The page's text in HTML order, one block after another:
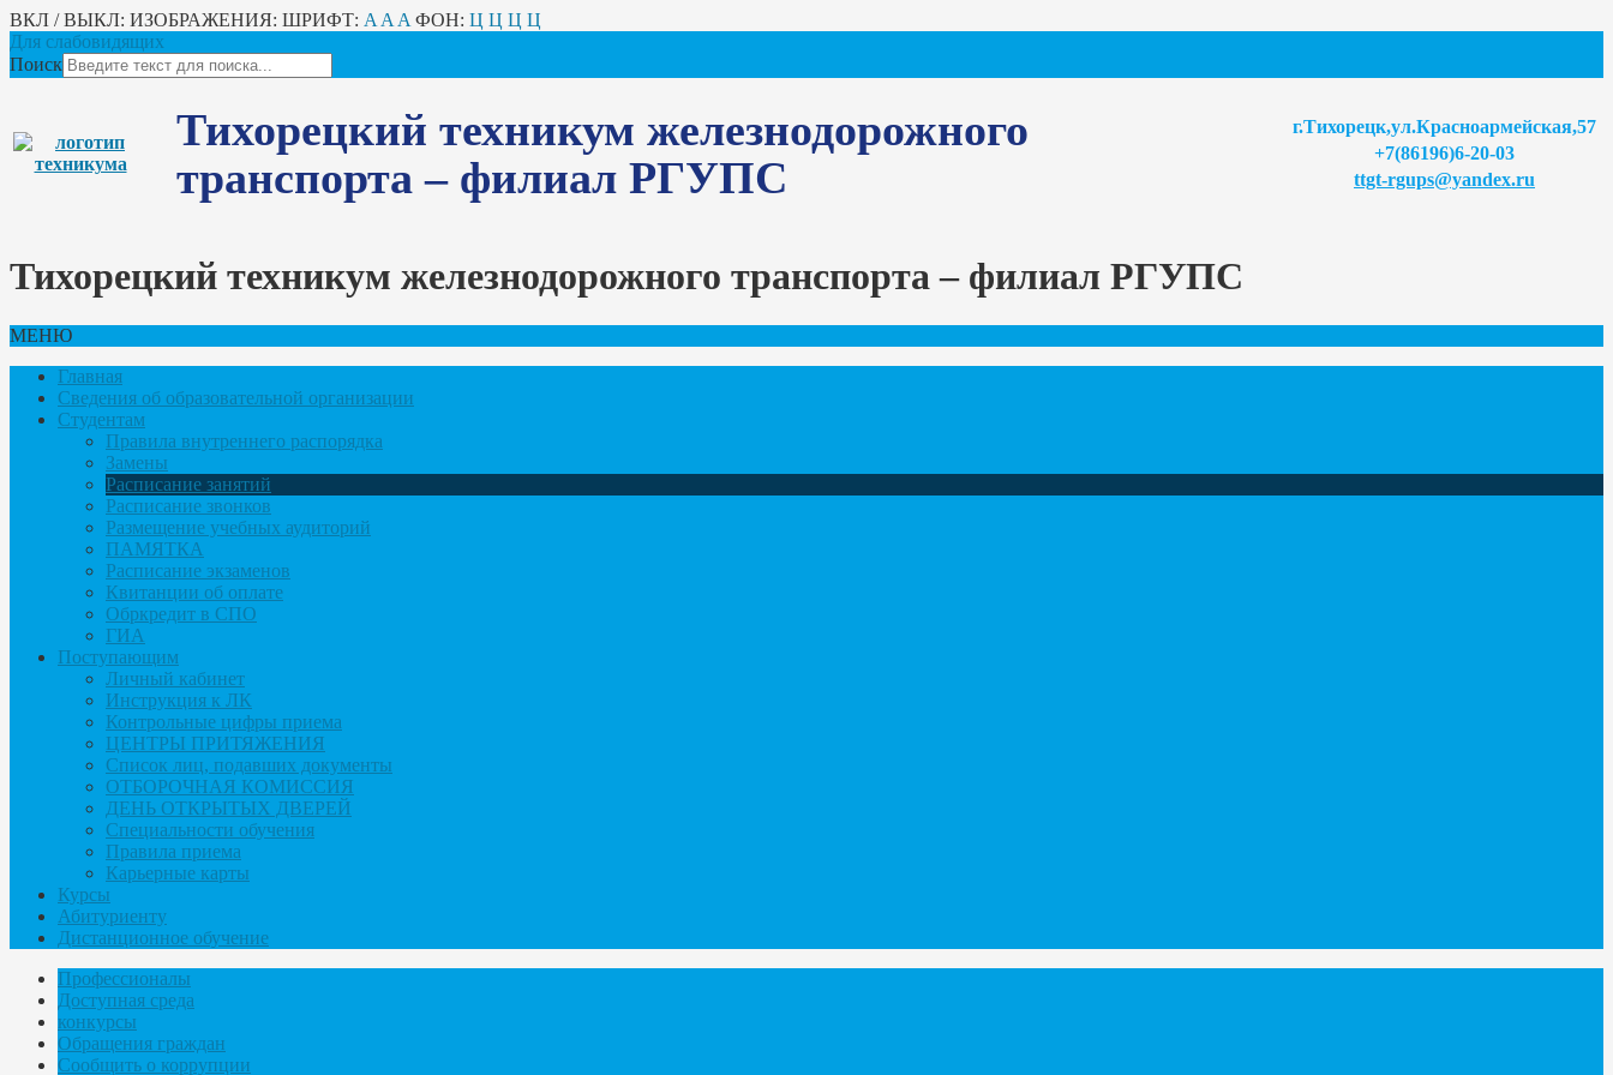
ВКЛ / ВЫКЛ: ИЗОБРАЖЕНИЯ: ШРИФТ: A A A ФОН: Ц Ц Ц Ц
Для слабовидящих
Поиск
Тихорецкий техникум железнодорожного
транспорта – филиал РГУПС
г.Тихорецк,ул.Красноармейская,57
+7(86196)6-20-03
ttgt-rgups@yandex.ru
Тихорецкий техникум железнодорожного транспорта – филиал РГУПС
МЕНЮ
Главная
Сведения об образовательной организации
Студентам
Правила внутреннего распорядка
Замены
Расписание занятий
Расписание звонков
Размещение учебных аудиторий
ПАМЯТКА
Расписание экзаменов
Квитанции об оплате
Обркредит в СПО
ГИА
Поступающим
Личный кабинет
Инструкция к ЛК
Контрольные цифры приема
ЦЕНТРЫ ПРИТЯЖЕНИЯ
Список лиц, подавших документы
ОТБОРОЧНАЯ КОМИССИЯ
ДЕНЬ ОТКРЫТЫХ ДВЕРЕЙ
Специальности обучения
Правила приема
Карьерные карты
Курсы
Абитуриенту
Дистанционное обучение
Профессионалы
Доступная среда
конкурсы
Обращения граждан
Сообщить о коррупции